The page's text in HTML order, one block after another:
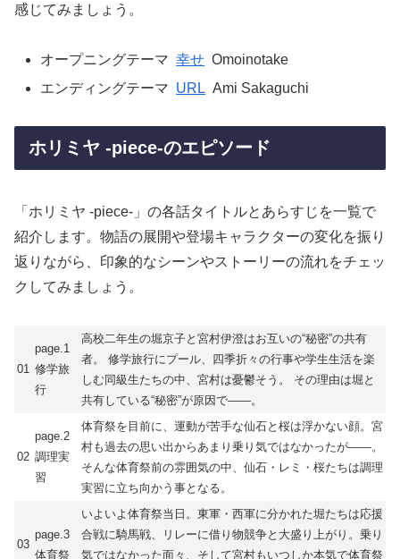
感じてみましょう。
オープニングテーマ 幸せ Omoinotake
エンディングテーマ URL Ami Sakaguchi
ホリミヤ -piece-のエピソード
「ホリミヤ -piece-」の各話タイトルとあらすじを一覧で
紹介します。物語の展開や登場キャラクターの変化を振り
返りながら、印象的なシーンやストーリーの流れをチェッ
クしてみましょう。
01
page.1
修学旅
行
高校二年生の堀京子と宮村伊澄はお互いの“秘密”の共有
者。 修学旅行にプール、四季折々の行事や学生生活を楽
しむ同級生たちの中、宮村は憂鬱そう。 その理由は堀と
共有している“秘密”が原因で――。
02
page.2
調理実
習
体育祭を目前に、運動が苦手な仙石と桜は浮かない顔。宮
村も過去の思い出からあまり乗り気ではなかったが――。
そんな体育祭前の雰囲気の中、仙石・レミ・桜たちは調理
実習に立ち向かう事となる。
03
page.3
体育祭
いよいよ体育祭当日。東軍・西軍に分かれた堀たちは応援
合戦に騎馬戦、リレーに借り物競争と大盛り上がり。乗り
気ではなかった面々、そして宮村もいつしか本気で体育祭